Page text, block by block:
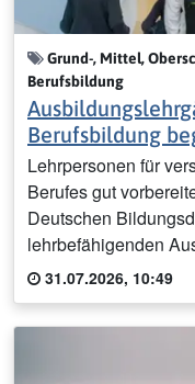
Grund-, Mittel,
Berufsbildung
Berufsbildung
Lehrpersonen für
Berufes gut
Deutschen
lehrbefähigenden
31.07.2026, 10:49